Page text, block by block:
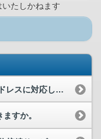
たしかねます
フレッツ・ISDN対応コースは固定IPアドレスに対応していますか。
すか。